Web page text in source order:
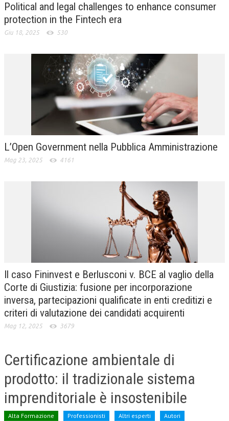
DIRITTO PENALE D’IMPRESA
DIRITTO DEL LAVORO
DIRITTO DEL WEB
DIRITTO DELLE IMPRESE IN CRISI
CRIMINOLOGIA E CRIMINALISTICA
SICUREZZA SUL LAVORO
DIRITTO TRIBUTARIO
PRASSI
AMMINISTRATIVA
TRIBUTARIA
COSTITUZIONALE
CIVILE
TRIBUTARIA
PENALE
Political and legal challenges to enhance consumer
protection in the Fintech era
Giu 18, 2025 530
L’Open Government nella Pubblica Amministrazione
Mag 23, 2025 4161
Il caso Fininvest e Berlusconi v. BCE al vaglio della
Corte di Giustizia: fusione per incorporazione
inversa, partecipazioni qualificate in enti creditizi e
criteri di valutazione dei candidati acquirenti
Mag 12, 2025 3679
Certificazione ambientale di
prodotto: il tradizionale sistema
imprenditoriale è insostenibile
Alta Formazione Professionisti Altri esperti
Autori